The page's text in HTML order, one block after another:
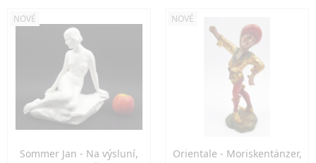
NOVÉ
Sommer Jan - Na výsluní,
NOVÉ
Orientale - Moriskentänzer,